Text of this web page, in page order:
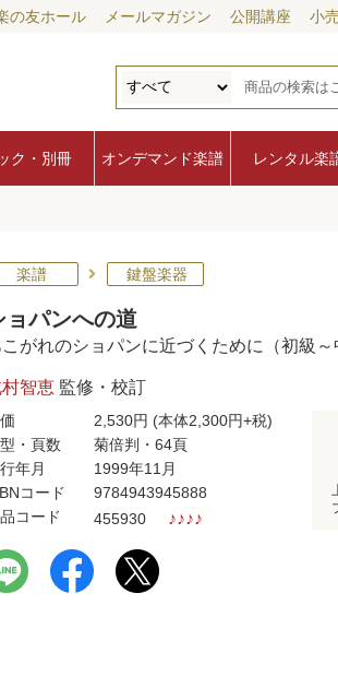
の友ホール メールマガジン 公開講座 小
ク・別冊 オンデマンド楽譜 レンタル楽
楽譜 鍵盤楽器
ョパンへの道
こがれのショパンに近づくために（初級～
智恵 監修・校訂
2,530円 (本体2,300円+税)
・頁数
菊倍判・64頁
年月
1999年11月
コード
9784943945888
コード
455930 ♪♪♪♪